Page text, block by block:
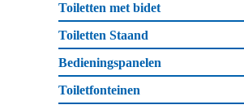
Toiletten met bidet
Toiletten Staand
Bedieningspanelen
Toiletfonteinen